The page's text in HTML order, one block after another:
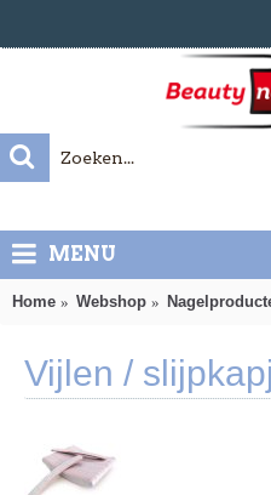
MENU
Home Webshop
Vijlen /